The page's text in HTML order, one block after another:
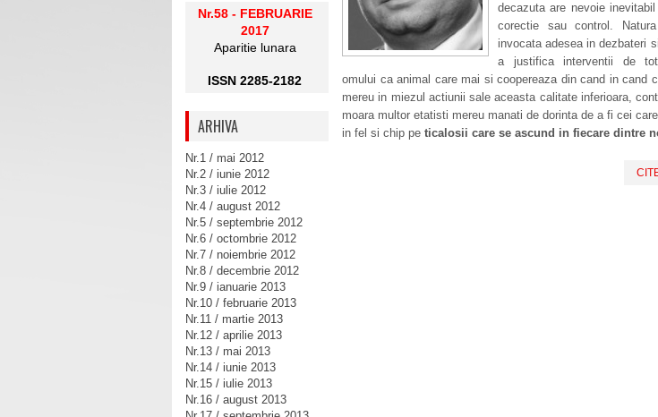
decazuta are nevoie
corectie sau control.
invocata adesea in dezbateri
a justifica interventii de
omului ca animal care mai si coopereaza din cand in cand
mereu in miezul actiunii sale aceasta calitate inferioara,
moara multor etatisti mereu manati de dorinta de a fi cei
in fel si chip pe ticalosii care se ascund in fiecare dintre
Nr.58 - FEBRUARIE
2017
Aparitie lunara
ISSN 2285-2182
ARHIVA
Nr.1 / mai 2012
Nr.2 / iunie 2012
Nr.3 / iulie 2012
Nr.4 / august 2012
Nr.5 / septembrie 2012
Nr.6 / octombrie 2012
Nr.7 / noiembrie 2012
Nr.8 / decembrie 2012
Nr.9 / ianuarie 2013
Nr.10 / februarie 2013
Nr.11 / martie 2013
Nr.12 / aprilie 2013
Nr.13 / mai 2013
Nr.14 / iunie 2013
Nr.15 / iulie 2013
Nr.16 / august 2013